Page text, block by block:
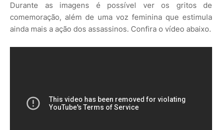
Durante as imagens é possível ver os gritos de
comemoração, além de uma voz feminina que estimula
ainda mais a ação dos assassinos. Confira o vídeo abaixo.